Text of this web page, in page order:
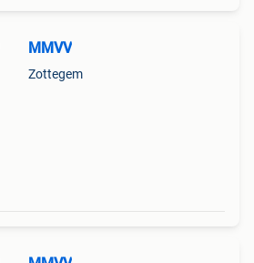
MMVV
Zottegem